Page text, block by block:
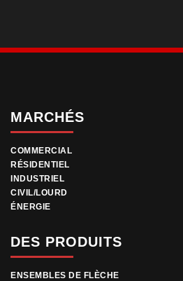
MARCHÉS
COMMERCIAL
RÉSIDENTIEL
INDUSTRIEL
CIVIL/LOURD
ÉNERGIE
DES PRODUITS
ENSEMBLES DE FLÈCHE